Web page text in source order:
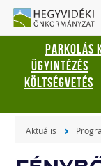
Gyorsbillentyűk
listája
Keresés:
"S"
Bejelentkezés:
PARKOLÁS
ÜGYINTÉZÉS
KÖLTSÉGVETÉS
Aktuális